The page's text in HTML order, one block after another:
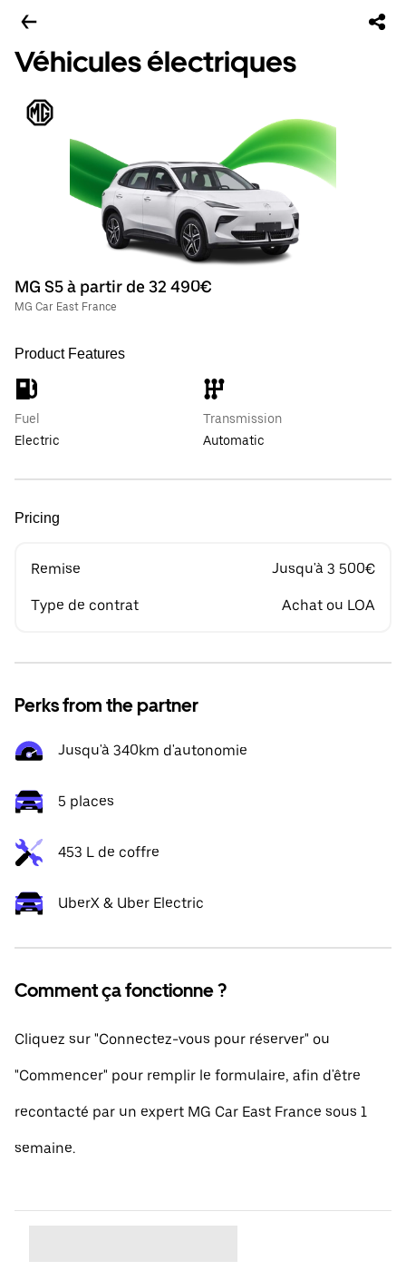
Véhicules électriques
MG S5 à partir de 32 490€
MG Car East France
Product Features
Fuel
Electric
Transmission
Automatic
Pricing
Remise Jusqu'à 3 500€
Type de contrat Achat ou LOA
Perks from the partner
Jusqu'à 340km d'autonomie
5 places
453 L de coffre
UberX & Uber Electric
Comment ça fonctionne ?
Cliquez sur "Connectez-vous pour réserver" ou
"Commencer" pour remplir le formulaire, afin d'être
recontacté par un expert MG Car East France sous 1
semaine.